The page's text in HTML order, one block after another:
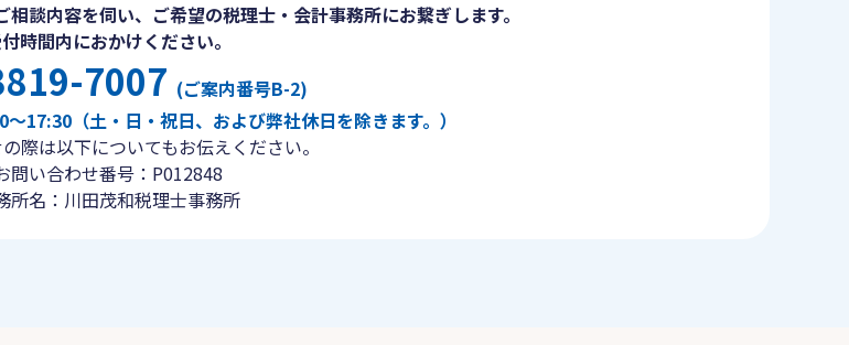
談内容を伺い、ご希望の税理士・会計事務所にお繋ぎします。
時間内におかけください。
7007 (ご案内番号B-2)
17:30（土・日・祝日、および弊社休日を除きます。）
際は以下についてもお伝えください。
問い合わせ番号：P012848
所名：川田茂和税理士事務所